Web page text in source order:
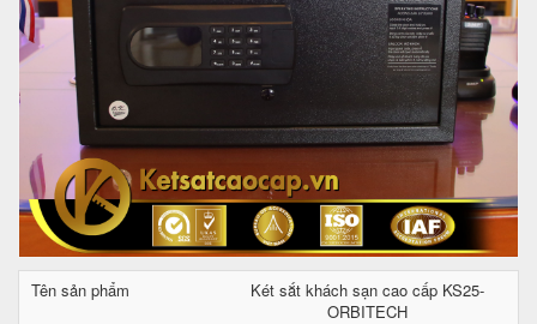
Tên sản phẩm
Két sắt khách sạn cao cấp KS25-
ORBITECH